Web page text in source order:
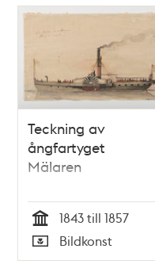
Teckning av
ångfartyget
Mälaren
Tid
1843 till 1857
Typ
Bildkonst